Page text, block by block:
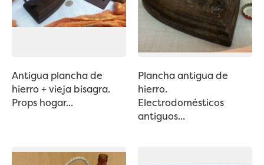
Antigua plancha de
hierro + vieja bisagra.
Props hogar...
Plancha antigua de
hierro.
Electrodomésticos
antiguos...